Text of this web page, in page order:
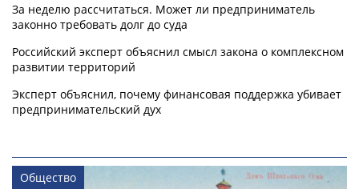
За неделю рассчитаться. Может ли предприниматель
законно требовать долг до суда
Российский эксперт объяснил смысл закона о комплексном
развитии территорий
Эксперт объяснил, почему финансовая поддержка убивает
предпринимательский дух
Общество